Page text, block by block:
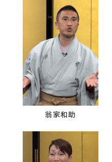
翁家和助